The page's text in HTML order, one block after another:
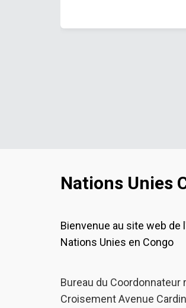
Nations Unies
Bienvenue au site web de
Nations Unies en Congo
Bureau du Coordonnateur
Croisement Avenue